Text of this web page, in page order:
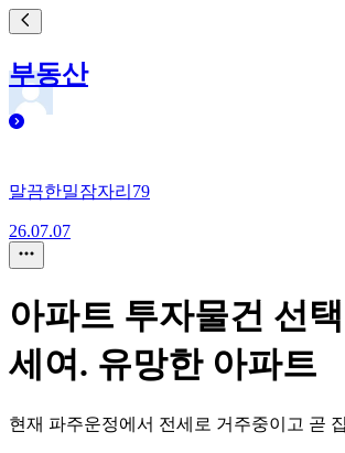
부동산
말끔한밀잠자리79
26.07.07
아파트 투자물건 선
세여. 유망한 아파트
현재 파주운정에서 전세로 거주중이고 곧